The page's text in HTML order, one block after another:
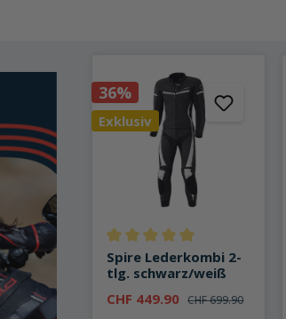
36%
Exklusiv
Durchschnittliche Bewertung
Spire Lederkombi 2-
tlg. schwarz/weiß
CHF 449.90
CHF 699.90